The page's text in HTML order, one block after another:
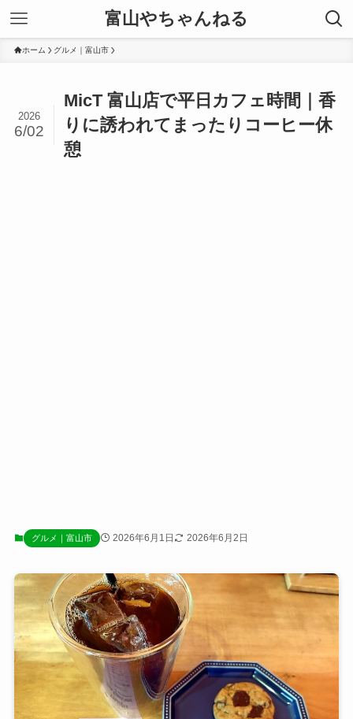
富山やちゃんねる
ホーム グルメ｜富山市
MicT 富山店で平日カフェ時間｜香
りに誘われてまったりコーヒー休
憩
2026
6/02
グルメ｜富山市 2026年6月1日 2026年6月2日